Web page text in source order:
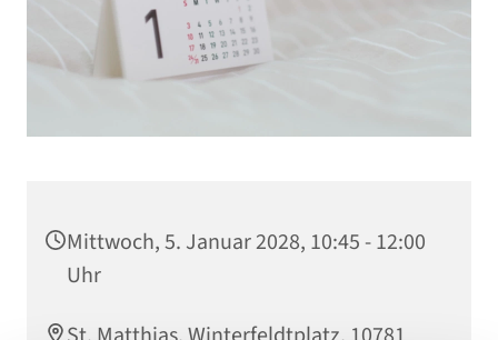
Mittwoch, 5. Januar 2028, 10:45 - 12:00
Uhr